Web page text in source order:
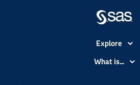
Explore
Accessibility
What is...